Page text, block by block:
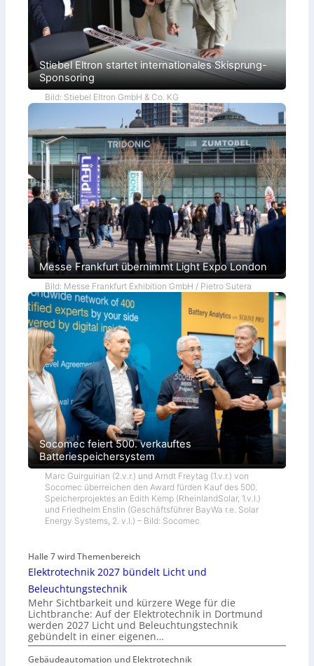
Stiebel Eltron startet internationales Skisprung-
Sponsoring
Bild: Stiebel Eltron GmbH & Co. KG
Messe Frankfurt übernimmt Light Expo London
Bild: Messe Frankfurt Exhibition GmbH / Pietro Sutera
Socomec feiert 500. verkauftes
Batteriespeichersystem
Marc Guirguirian (2.v.r.) und Arndt Freytag (1.v.r.) von
Socomec überreichen den Award fürden Kauf des 500.
Speicherprojektes an Edith Kemp (RheinlandSolar, 1.v.l.)
und Friedhelm Enslin (Geschäftsführer BayWa r.e. Solar
Energy Systems, 2. v.l.) – Bild: Socomec
Halle 7 wird Themenbereich
Elektrotechnik 2027 bündelt Licht und
Beleuchtungstechnik
Mehr Sichtbarkeit und kürzere Wege für die
Lichtbranche: Auf der Elektrotechnik in Dortmund
werden 2027 Licht und Beleuchtungstechnik
gebündelt in einer eigenen…
Gebäudeautomation und Elektrotechnik